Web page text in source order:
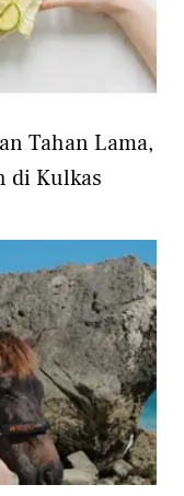
Tahan Lama,
di Kulkas